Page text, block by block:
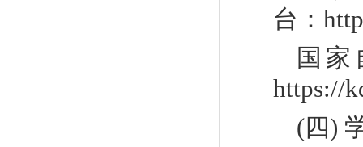
台：
国
https://
(四)